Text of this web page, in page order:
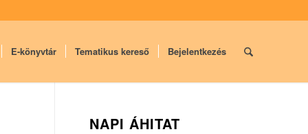
E-könyvtár Tematikus kereső Bejelentkezés
NAPI ÁHITAT